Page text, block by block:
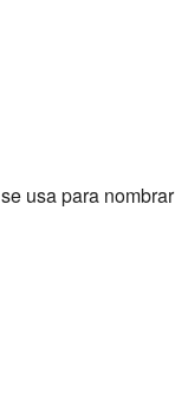
usa para nombrar